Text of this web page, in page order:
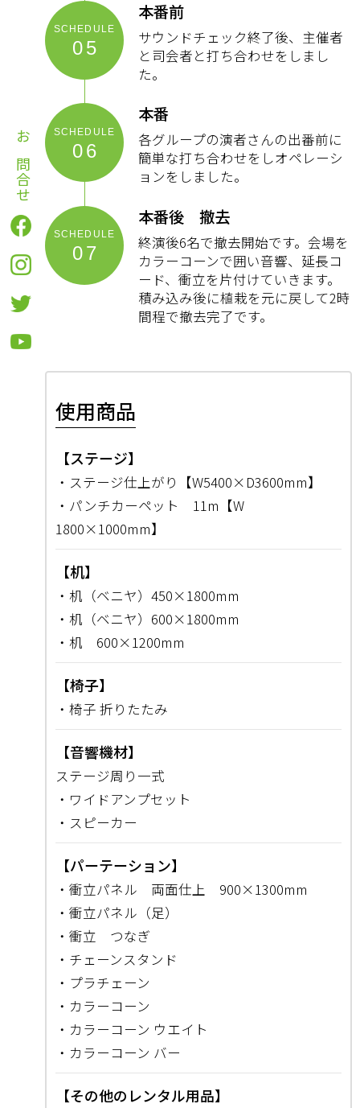
お問合せ
05
本番前
サウンドチェック終了後、主催者
と司会者と打ち合わせをしまし
た。
06
本番
各グループの演者さんの出番前に
簡単な打ち合わせをしオペレーシ
ョンをしました。
07
本番後 撤去
終演後6名で撤去開始です。会場を
カラーコーンで囲い音響、延長コ
ード、衝立を片付けていきます。
積み込み後に植栽を元に戻して2時
間程で撤去完了です。
使用商品
【ステージ】
・ステージ仕上がり【W5400×D3600mm】
・パンチカーペット 11m【W
1800×1000mm】
【机】
・机（ベニヤ）450×1800mm
・机（ベニヤ）600×1800mm
・机 600×1200mm
【椅子】
・椅子 折りたたみ
【音響機材】
ステージ周り一式
・ワイドアンプセット
・スピーカー
【パーテーション】
・衝立パネル 両面仕上 900×1300mm
・衝立パネル（足）
・衝立 つなぎ
・チェーンスタンド
・プラチェーン
・カラーコーン
・カラーコーン ウエイト
・カラーコーン バー
【その他のレンタル用品】